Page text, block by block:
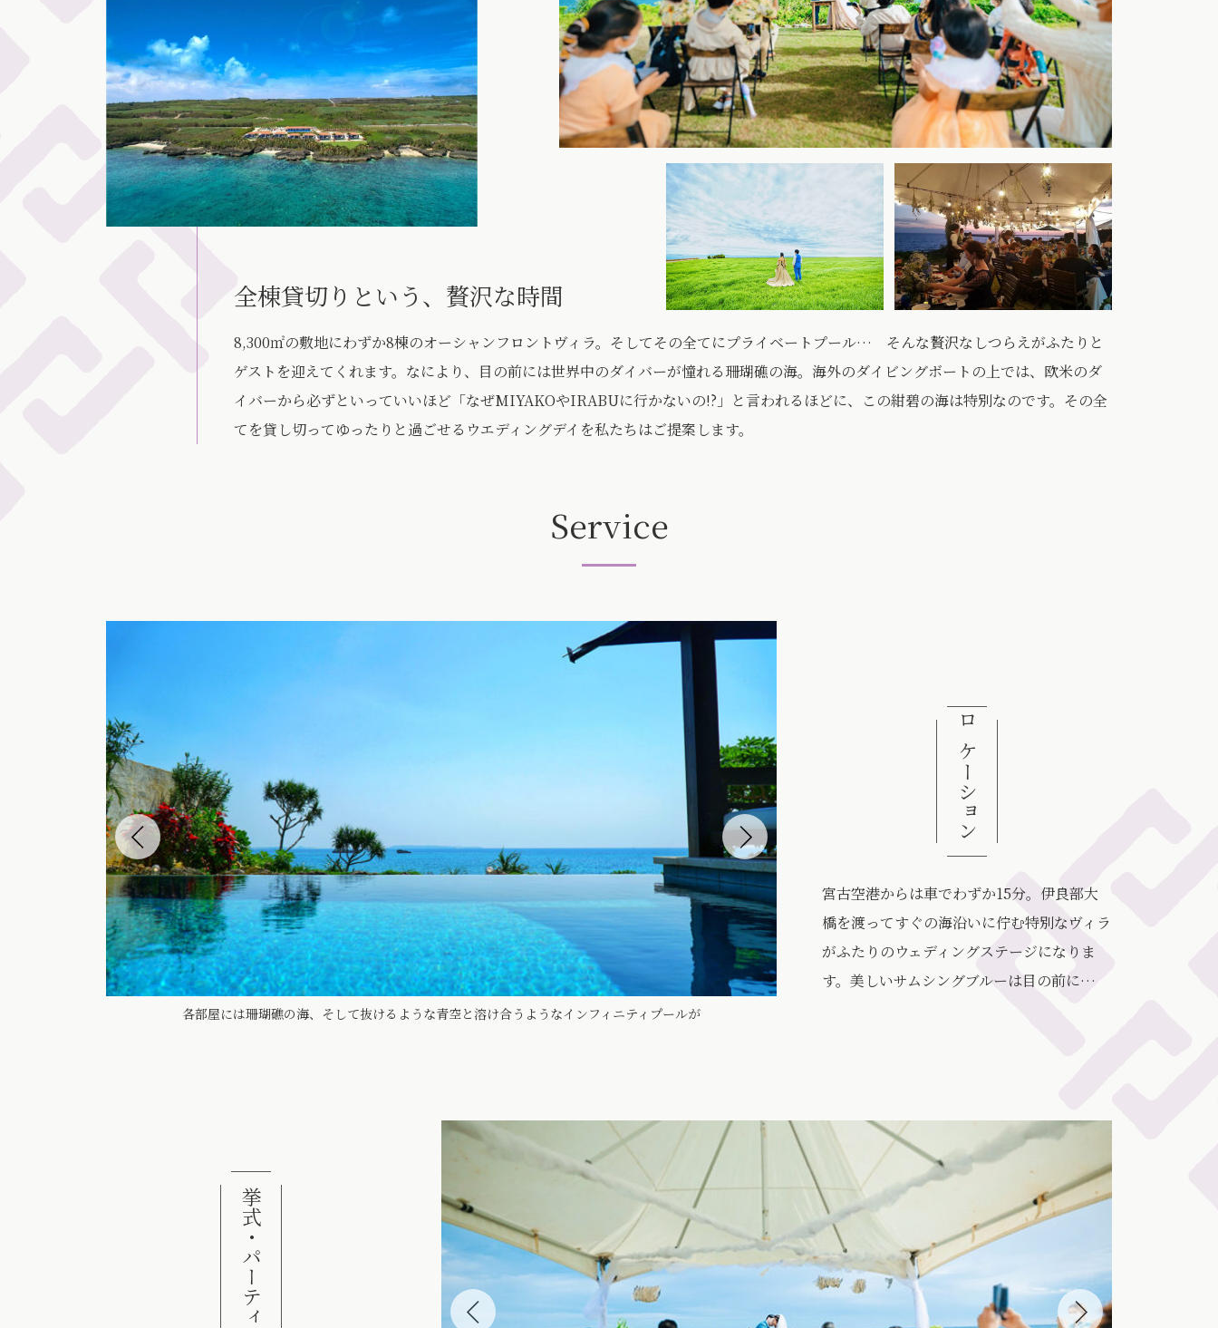
全棟貸切りという、贅沢な時間
8,300㎡の敷地にわずか8棟のオーシャンフロントヴィラ。そしてその全てにプライベートプール… そんな贅沢なしつらえがふたりと
ゲストを迎えてくれます。なにより、目の前には世界中のダイバーが憧れる珊瑚礁の海。海外のダイビングボートの上では、欧米のダ
イバーから必ずといっていいほど「なぜMIYAKOやIRABUに行かないの!?」と言われるほどに、この紺碧の海は特別なのです。その全
てを貸し切ってゆったりと過ごせるウエディングデイを私たちはご提案します。
Service
各部屋には珊瑚礁の海、そして抜けるような青空と溶け合うようなインフィニティプールが
ロケーション
宮古空港からは車でわずか15分。伊良部大
橋を渡ってすぐの海沿いに佇む特別なヴィラ
がふたりのウェディングステージになりま
す。美しいサムシングブルーは目の前に…
挙式・パーティ